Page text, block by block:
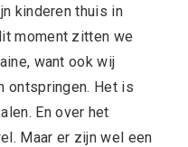
kinderen thuis in
moment zitten we
want ook wij
ontspringen. Het is
En over het
Maar er zijn wel een